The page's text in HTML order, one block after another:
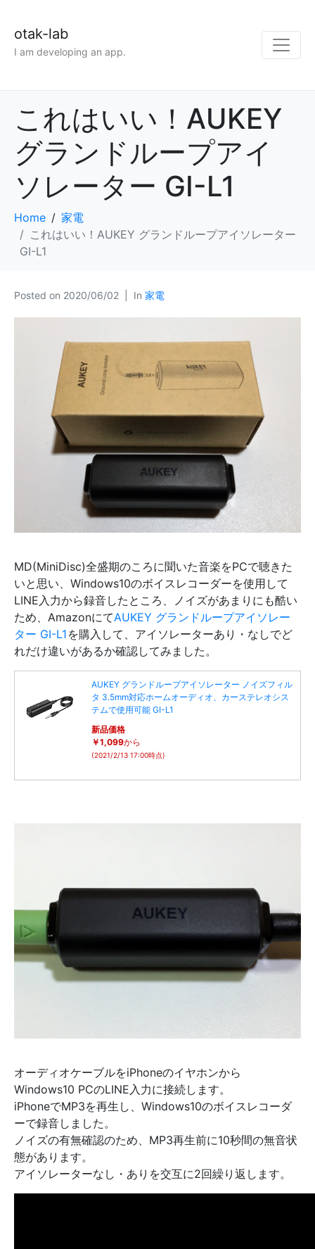
otak-lab
I am developing an app.
これはいい！AUKEY
グランドループアイ
ソレーター GI-L1
Home
家電
これはいい！AUKEY グランドループアイソレーター
GI-L1
Posted on 2020/06/02 In 家電
MD(MiniDisc)全盛期のころに聞いた音楽をPCで聴きた
いと思い、Windows10のボイスレコーダーを使用して
LINE入力から録音したところ、ノイズがあまりにも酷い
ため、AmazonにてAUKEY グランドループアイソレー
ター GI-L1 を購入して、アイソレーターあり・なしでど
れだけ違いがあるか確認してみました。
AUKEY グランドループアイソレーター ノイズフィル
タ 3.5mm対応ホームオーディオ、カーステレオシス
テムで使用可能 GI-L1
新品価格
￥1,099から
(2021/2/13 17:00時点)
オーディオケーブルをiPhoneのイヤホンから
Windows10 PCのLINE入力に接続します。
iPhoneでMP3を再生し、Windows10のボイスレコーダ
ーで録音しました。
ノイズの有無確認のため、MP3再生前に10秒間の無音状
態があります。
アイソレーターなし・ありを交互に2回繰り返します。